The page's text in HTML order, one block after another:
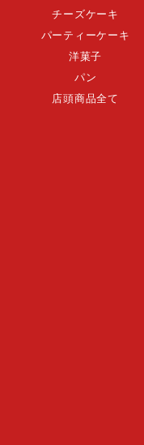
チーズケーキ
パーティーケーキ
洋菓子
パン
店頭商品全て